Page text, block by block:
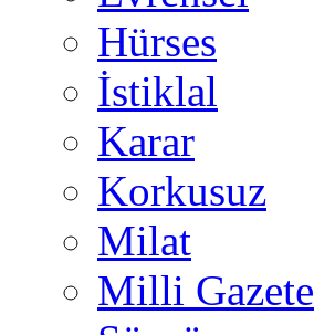
Hürses
İstiklal
Karar
Korkusuz
Milat
Milli Gazete